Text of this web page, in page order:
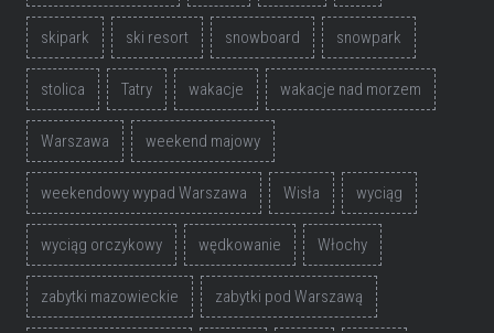
skipark ski resort snowboard snowpark
stolica Tatry wakacje wakacje nad morzem
Warszawa weekend majowy
weekendowy wypad Warszawa Wisła wyciąg
wyciąg orczykowy wędkowanie Włochy
zabytki mazowieckie zabytki pod Warszawą